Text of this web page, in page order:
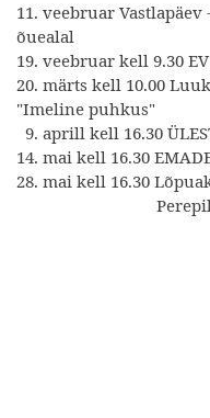
11. veebruar
õuealal
19. veebruar kell 9.30
20. märts kell 10.00
"Imeline puhkus"
9. aprill kell 16.30
14. mai kell 16.30
28. mai kell 16.30
Perepiknik